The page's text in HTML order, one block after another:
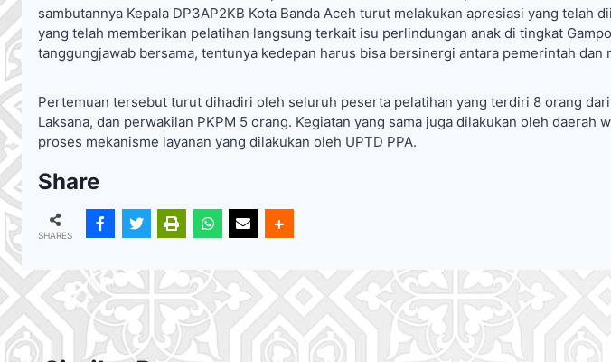
sambutannya Kepala DP3AP2KB Kota Banda Aceh turut melakukan apresiasi yang telah
yang telah memberikan pelatihan langsung terkait isu perlindungan anak di tingkat
tanggungjawab bersama, tentunya kedepan harus bisa bersinergi antara pemerintah dan
Pertemuan tersebut turut dihadiri oleh seluruh peserta pelatihan yang terdiri 8 orang
Laksana, dan perwakilan PKPM 5 orang. Kegiatan yang sama juga dilakukan oleh
proses mekanisme layanan yang dilakukan oleh UPTD PPA.
Share
SHARES